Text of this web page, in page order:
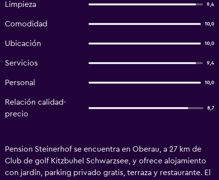
Limpieza 9,4
Comodidad 10,0
Ubicación 10,0
Servicios 9,4
Personal 10,0
Relación calidad-
precio
8,7
Pension Steinerhof se encuentra en Oberau, a 27 km de
Club de golf Kitzbuhel Schwarzsee, y ofrece alojamiento
con jardín, parking privado gratis, terraza y restaurante. El